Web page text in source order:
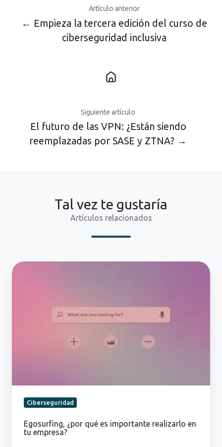
Artículo anterior
← Empieza la tercera edición del curso de
ciberseguridad inclusiva
Siguiente artículo
El futuro de las VPN: ¿Están siendo
reemplazadas por SASE y ZTNA? →
Tal vez te gustaría
Artículos relacionados
Egosurfing,
Ciberseguridad
Egosurfing, ¿por qué es importante realizarlo en
tu empresa?